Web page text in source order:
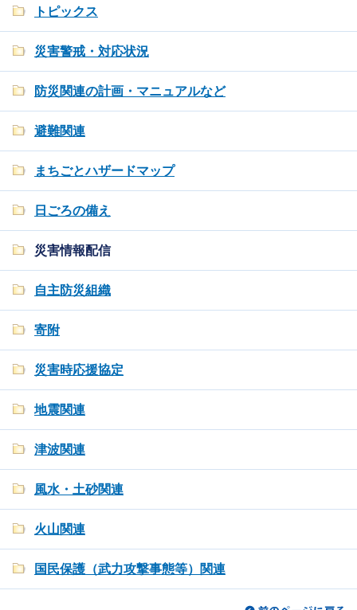
トピックス
災害警戒・対応状況
防災関連の計画・マニュアルなど
避難関連
まちごとハザードマップ
日ごろの備え
災害情報配信
自主防災組織
寄附
災害時応援協定
地震関連
津波関連
風水・土砂関連
火山関連
国民保護（武力攻撃事態等）関連